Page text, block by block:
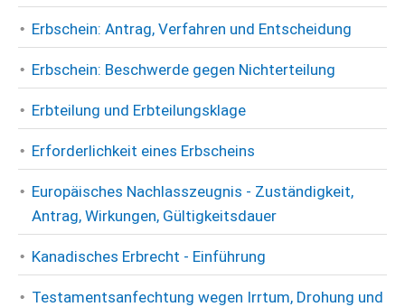
Erbschein: Antrag, Verfahren und Entscheidung
Erbschein: Beschwerde gegen Nichterteilung
Erbteilung und Erbteilungsklage
Erforderlichkeit eines Erbscheins
Europäisches Nachlasszeugnis - Zuständigkeit,
Antrag, Wirkungen, Gültigkeitsdauer
Kanadisches Erbrecht - Einführung
Testamentsanfechtung wegen Irrtum, Drohung und